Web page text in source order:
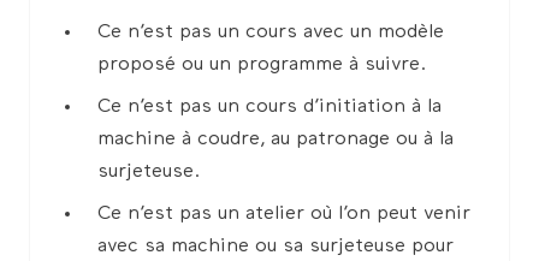
Ce n’est pas un cours avec un modèle
proposé ou un programme à suivre.
Ce n’est pas un cours d’initiation à la
machine à coudre, au patronage ou à la
surjeteuse.
Ce n’est pas un atelier où l’on peut venir
avec sa machine ou sa surjeteuse pour